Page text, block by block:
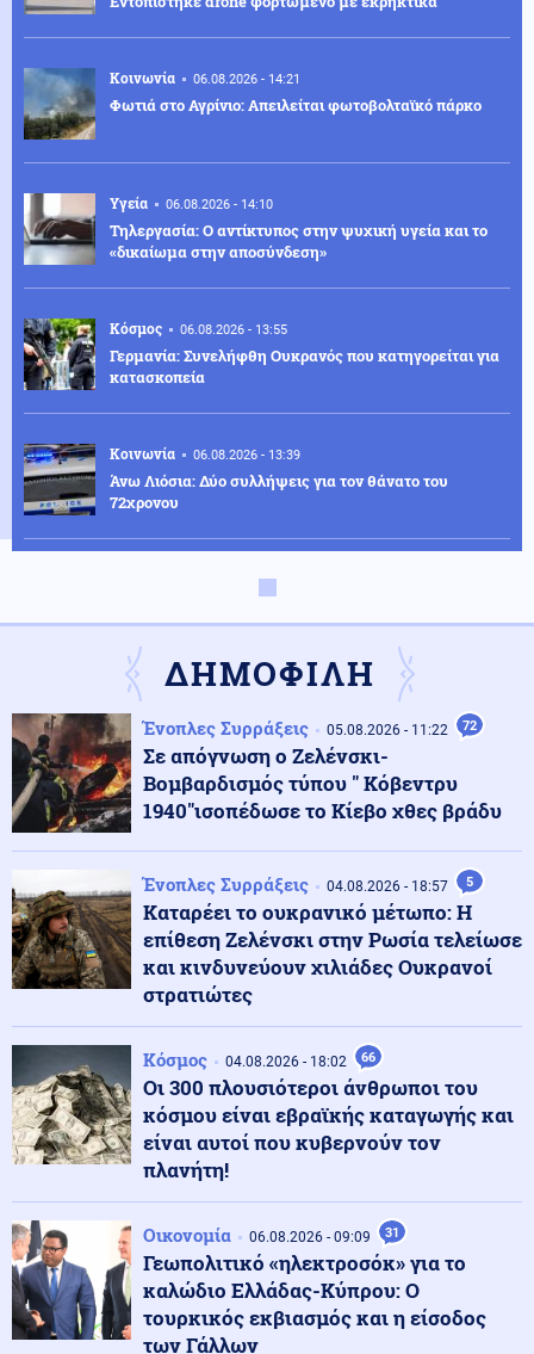
Κοινωνία 06.08.2026 - 14:21
Φωτιά στο Αγρίνιο: Απειλείται φωτοβολταϊκό πάρκο
Υγεία 06.08.2026 - 14:10
Τηλεργασία: Ο αντίκτυπος στην ψυχική υγεία και το
«δικαίωμα στην αποσύνδεση»
Κόσμος 06.08.2026 - 13:55
Γερμανία: Συνελήφθη Ουκρανός που κατηγορείται για
κατασκοπεία
Κοινωνία 06.08.2026 - 13:39
Άνω Λιόσια: Δύο συλλήψεις για τον θάνατο του
72χρονου
06.08.2026 - 13:35
Great Sea Interconnector (βίντεο)
Κοινωνία
Θεσσαλονίκη: Βαριές ποινές σε τέσσερις
συλληφθέντες για παράνομο τζόγο
Πολιτική
ΠΑΣΟΚ: «Η κυβέρνηση επιχειρεί να παρουσιάσει το
φιάσκο ως επιτυχία»
Κόσμος 06.08.2026 - 13:08
Λίβανος: Κλιμάκωση των ισραηλινών επιθέσεων στον
νότιο Λίβανο
ΗΠΑ 06.08.2026 - 13:07
"Μαλλιά κουβάρια" στο Κάμπ Ντέιβιντ Τραμπ και
Χέγκσεθ λόγω μεγάλης έλλειψης πυραύλων PATRIOT
Κοινωνία 06.08.2026 - 12:53
Αποκαΐδια το Πόρτο Γερμενό: Οι πρώτες εικόνες μετά
το πέρασμα της φωτιάς
Κόσμος 06.08.2026 - 12:46
ΔΗΜΟΦΙΛΗ
Ένοπλες Συρράξεις 05.08.2026 - 11:22 72
Σε απόγνωση ο Ζελένσκι-
Βομβαρδισμός τύπου " Κόβεντρυ
1940"ισοπέδωσε το Κίεβο χθες βράδυ
Ένοπλες Συρράξεις 04.08.2026 - 18:57 5
Καταρέει το ουκρανικό μέτωπο: Η
επίθεση Ζελένσκι στην Ρωσία τελείωσε
και κινδυνεύουν χιλιάδες Ουκρανοί
στρατιώτες
Κόσμος 04.08.2026 - 18:02 66
Οι 300 πλουσιότεροι άνθρωποι του
κόσμου είναι εβραϊκής καταγωγής και
είναι αυτοί που κυβερνούν τον
πλανήτη!
Οικονομία 06.08.2026 - 09:09 31
Γεωπολιτικό «ηλεκτροσόκ» για το
καλώδιο Ελλάδας-Κύπρου: Ο
τουρκικός εκβιασμός και η είσοδος
των Γάλλων